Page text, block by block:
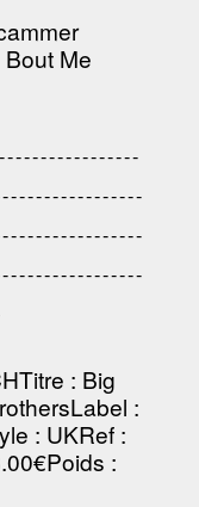
Me
Titre : Big
Label :
: UKRef:
Poids :